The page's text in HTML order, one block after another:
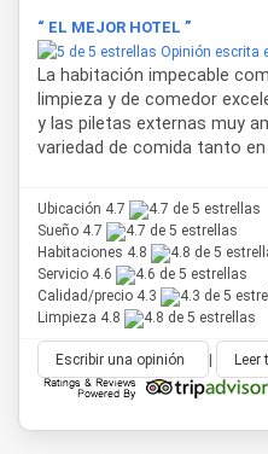
“ EL MEJOR HOTEL ”
Opinión escrita
La habitación impecable
limpieza y de comedor
y las piletas externas muy
variedad de comida tanto en
Ubicación 4.7
Sueño 4.7
Habitaciones 4.8
Servicio 4.6
Calidad/precio 4.3
Limpieza 4.8
Escribir una opinión